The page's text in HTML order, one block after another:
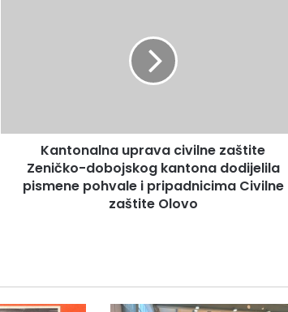
pismene
pripadnicima
Kantonalna uprava civilne zaštite
Zeničko-dobojskog kantona dodijelila
pismene pohvale i pripadnicima Civilne
zaštite Olovo